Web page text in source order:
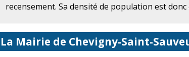
recensement. Sa densité de population est
La Mairie de Chevigny-Saint-